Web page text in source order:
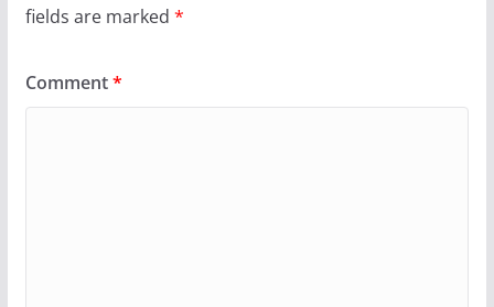
fields are marked *
Comment*